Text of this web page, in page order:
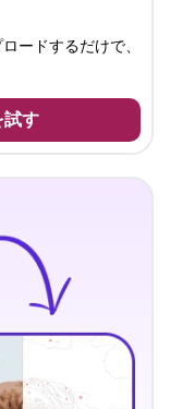
ードするだけで、
試す